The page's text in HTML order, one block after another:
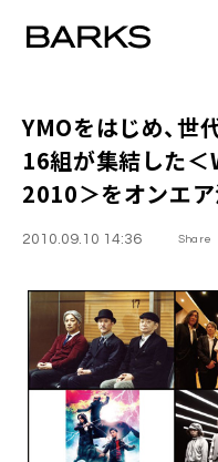
YMOをはじめ、世
16組が集結した＜
2010＞をオンエ
2010.09.10 14:36 Share